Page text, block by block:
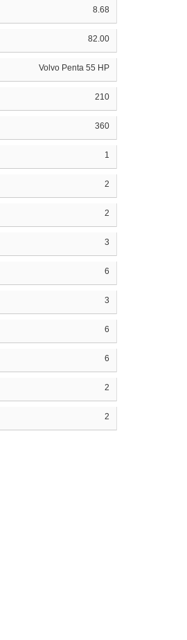
8.68
82.00
Volvo Penta 55 HP
210
360
1
2
2
3
6
3
6
6
2
2